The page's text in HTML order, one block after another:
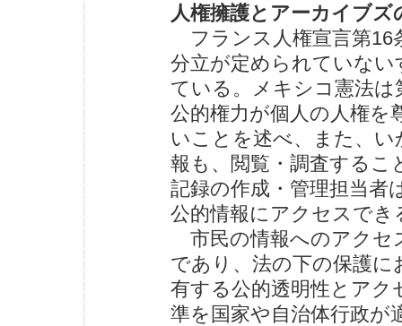
人権擁護とアーカイブズ
フランス人権宣言第16
分立が定められていな
ている。メキシコ憲法は
公的権力が個人の人権
いことを述べ、また、
報も、閲覧・調査する
記録の作成・管理担当者
公的情報にアクセスで
市民の情報へのアクセ
であり、法の下の保護
有する公的透明性とアク
準を国家や自治体行政